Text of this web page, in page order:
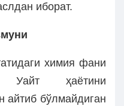
иборат.
химия фани
Уайт ҳаётини
айтиб бўлмайдиган